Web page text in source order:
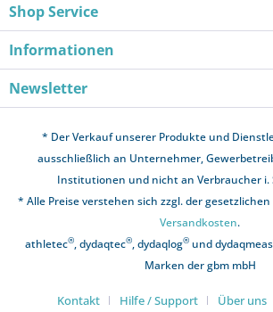
Shop Service
Informationen
Newsletter
* Der Verkauf unserer Produkte und
ausschließlich an Unternehmer,
Institutionen und nicht an Verbraucher i.
* Alle Preise verstehen sich zzgl. der
Versandkosten.
athletec®, dydaqtec®, dydaqlog®und dydaqmeas
Marken der gbm mbH
Kontakt Hilfe / Support Über uns